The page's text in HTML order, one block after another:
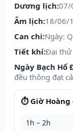
Dương lịch:07/
Âm lịch:18/06/
Can chi:Ngày:
Tiết khí:Đại thử
Ngày Bạch Hổ
đều thông đạt cả
⏱️ Giờ Hoàng
1h – 2h